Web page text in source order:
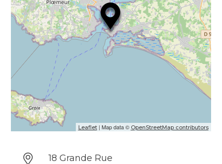
Leaflet| Map data © OpenStreetMap contributors
18 Grande Rue